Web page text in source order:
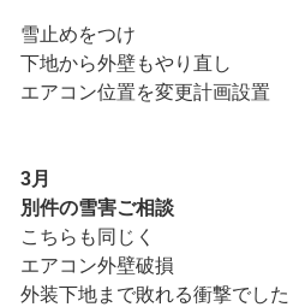
雪止めをつけ
下地から外壁もやり直し
エアコン位置を変更計画設置
3月
別件の雪害ご相談
こちらも同じく
エアコン外壁破損
外装下地まで敗れる衝撃でした